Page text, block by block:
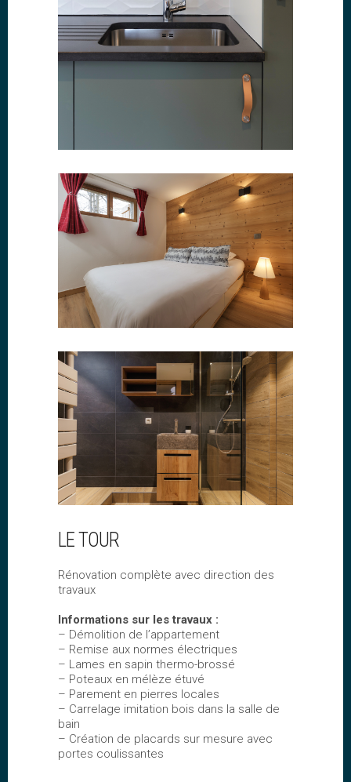
LE TOUR
Rénovation complète avec direction des
travaux
Informations sur les travaux :
– Démolition de l’appartement
– Remise aux normes électriques
– Lames en sapin thermo-brossé
– Poteaux en mélèze étuvé
– Parement en pierres locales
– Carrelage imitation bois dans la salle de
bain
– Création de placards sur mesure avec
portes coulissantes